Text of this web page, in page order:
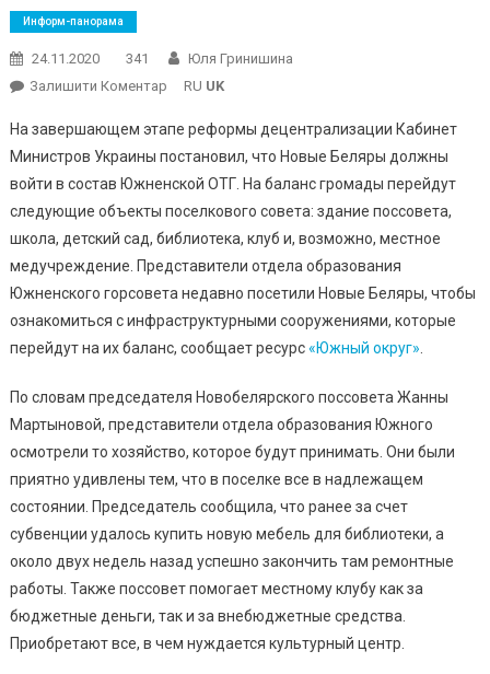
Информ-панорама
24.11.2020 341
Юля Гринишина
Залишити КоментарOn
Южненского
Горсовета
Ознакомились
С
Инфраструктурой
Новых
RU UK
На завершающем этапе реформы децентрализации Кабинет
Министров Украины постановил, что Новые Беляры должны
войти в состав Южненской ОТГ. На баланс громады перейдут
следующие объекты поселкового совета: здание поссовета,
школа, детский сад, библиотека, клуб и, возможно, местное
медучреждение. Представители отдела образования
Южненского горсовета недавно посетили Новые Беляры, чтобы
ознакомиться с инфраструктурными сооружениями, которые
перейдут на их баланс, сообщает ресурс«Южный округ»
По словам председателя Новобелярского поссовета Жанны
Мартыновой, представители отдела образования Южного
осмотрели то хозяйство, которое будут принимать. Они были
приятно удивлены тем, что в поселке все в надлежащем
состоянии. Председатель сообщила, что ранее за счет
субвенции удалось купить новую мебель для библиотеки, а
около двух недель назад успешно закончить там ремонтные
работы. Также поссовет помогает местному клубу как за
бюджетные деньги, так и за внебюджетные средства.
Приобретают все, в чем нуждается культурный центр.